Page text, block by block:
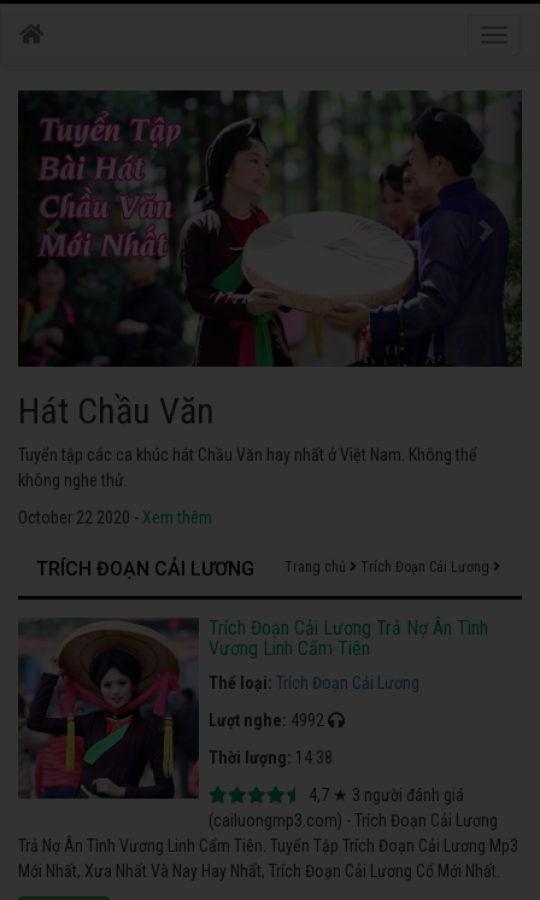
Hát Chầu Văn
Tuyển tập các ca khúc hát Chầu Văn hay nhất ở Việt Nam. Không thể
không nghe thử.
October 22 2020 - Xem thêm
TRÍCH ĐOẠN CẢI LƯƠNG Trang chủ Trích Đoạn Cải Lương
Trích Đoạn Cải Lương Trả Nợ Ân Tình
Vương Linh Cẩm Tiên
Thể loại: Trích Đoạn Cải Lương
Lượt nghe: 4992
Thời lượng: 14:38
4,7 ★ 3 người đánh giá
(cailuongmp3.com) - Trích Đoạn Cải Lương
Trả Nợ Ân Tình Vương Linh Cẩm Tiên. Tuyển Tập Trích Đoạn Cải Lương Mp3
Mới Nhất, Xưa Nhất Và Nay Hay Nhất, Trích Đoạn Cải Lương Cổ Mới Nhất.